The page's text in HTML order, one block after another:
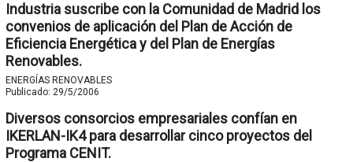
Industria suscribe con la Comunidad de Madrid los
convenios de aplicación del Plan de Acción de
Eficiencia Energética y del Plan de Energías
Renovables.
ENERGÍAS RENOVABLES
Publicado: 29/5/2006
Diversos consorcios empresariales confían en
IKERLAN-IK4 para desarrollar cinco proyectos del
Programa CENIT.